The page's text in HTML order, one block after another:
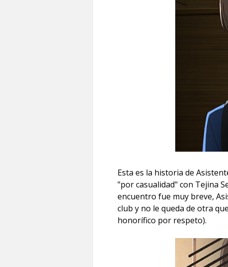
Esta es la historia de
"por casualidad" con Tejina
encuentro fue muy breve,
club y no le queda de otra
honorífico por respeto).